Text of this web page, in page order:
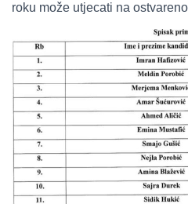
roku može utjecati na